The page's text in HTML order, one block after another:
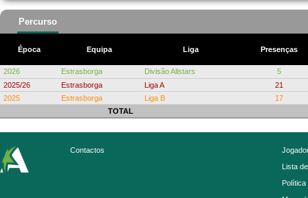
Percurso
Época Equipa Liga Presenças
2026 Estrasborga Divisão Allstars
5
2025/26
Estrasborga Liga A
21
2025
Estrasborga Liga B
17
TOTAL
Contactos
Lista
Política